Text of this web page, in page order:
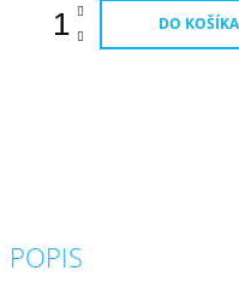
DO KOŠÍKA
POPIS